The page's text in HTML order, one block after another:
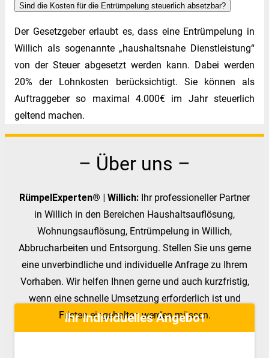
Sind die Kosten für die Entrümpelung steuerlich absetzbar?
Der Gesetzgeber erlaubt es, dass eine Entrümpelung in
Willich als sogenannte „haushaltsnahe Dienstleistung“
von der Steuer abgesetzt werden kann. Dabei werden
20% der Lohnkosten berücksichtigt. Sie können als
Auftraggeber so maximal 4.000€ im Jahr steuerlich
geltend machen.
– Über uns –
RümpelExperten® | Willich: Ihr professioneller Partner
in Willich in den Bereichen Haushaltsauflösung,
Wohnungsauflösung, Entrümpelung in Willich,
Abbrucharbeiten und Entsorgung. Stellen Sie uns gerne
eine unverbindliche und individuelle Anfrage zu Ihrem
Vorhaben. Wir helfen Ihnen gerne und auch kurzfristig,
wenn eine schnelle Umsetzung erforderlich ist und
Fristen eingehalten werden müssen.
Ihr individuelles Angebot